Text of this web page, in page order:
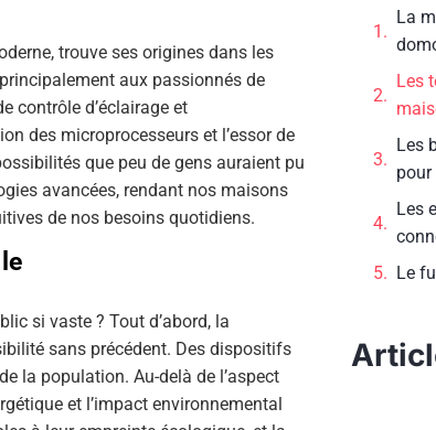
trouve ses origines dans les
aux passionnés de
contrôle d’éclairage et
des microprocesseurs et l’essor de
que peu de gens auraient pu
avancées, rendant nos maisons
de nos besoins quotidiens.
si vaste ? Tout d’abord, la
sans précédent. Des dispositifs
la population. Au-delà de l’aspect
et l’impact environnemental
La
Les
Les
Les
Le